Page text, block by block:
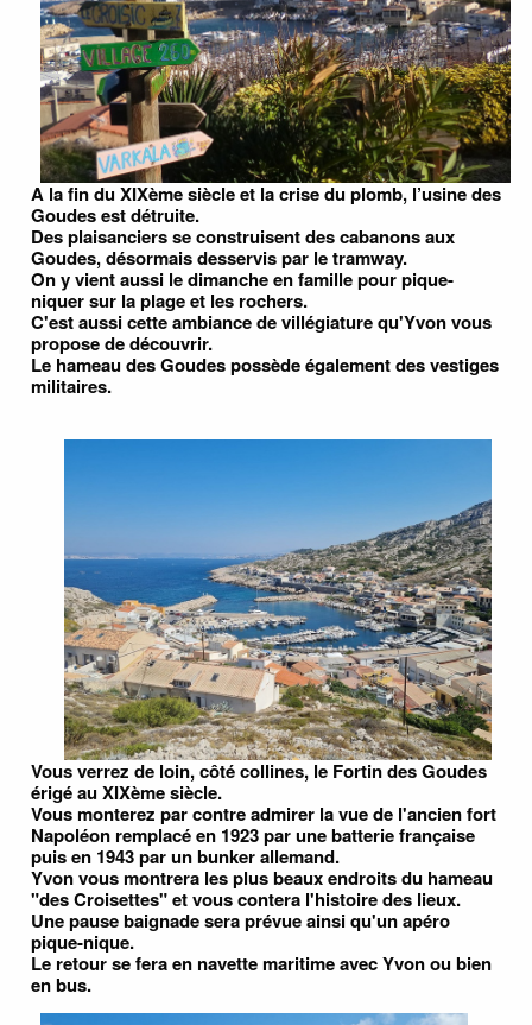
A la fin du XIXème siècle et la crise du plomb, l’usine des
Goudes est détruite.
Des plaisanciers se construisent des cabanons aux
Goudes, désormais desservis par le tramway.
On y vient aussi le dimanche en famille pour pique-
niquer sur la plage et les rochers.
C'est aussi cette ambiance de villégiature qu'Yvon vous
propose de découvrir.
Le hameau des Goudes possède également des vestiges
militaires.
Vous verrez de loin, côté collines, le Fortin des Goudes
érigé au XIXème siècle.
Vous monterez par contre admirer la vue de l'ancien fort
Napoléon remplacé en 1923 par une batterie française
puis en 1943 par un bunker allemand.
Yvon vous montrera les plus beaux endroits du hameau
"des Croisettes" et vous contera l'histoire des lieux.
Une pause baignade sera prévue ainsi qu'un apéro
pique-nique.
Le retour se fera en navette maritime avec Yvon ou bien
en bus.